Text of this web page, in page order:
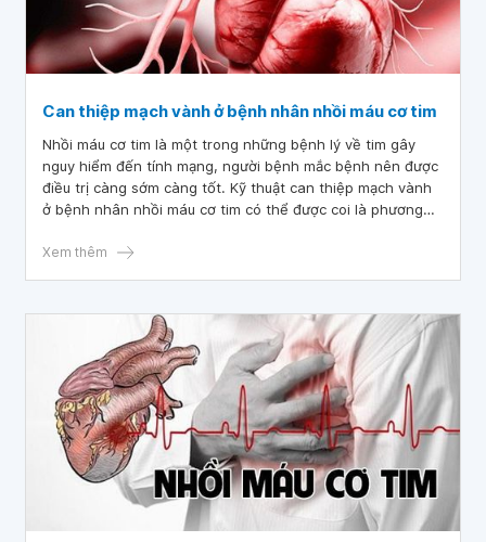
Can thiệp mạch vành ở bệnh nhân nhồi máu cơ tim
Nhồi máu cơ tim là một trong những bệnh lý về tim gây
nguy hiểm đến tính mạng, người bệnh mắc bệnh nên được
điều trị càng sớm càng tốt. Kỹ thuật can thiệp mạch vành
ở bệnh nhân nhồi máu cơ tim có thể được coi là phương
Xem thêm